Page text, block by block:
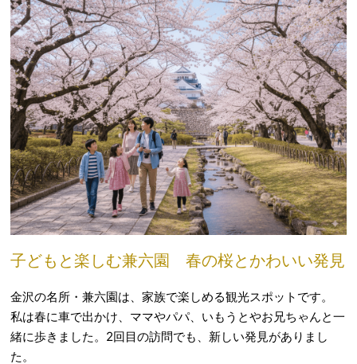
子どもと楽しむ兼六園 春の桜とかわいい発見
金沢の名所・兼六園は、家族で楽しめる観光スポットです。
私は春に車で出かけ、ママやパパ、いもうとやお兄ちゃんと一
緒に歩きました。2回目の訪問でも、新しい発見がありまし
た。